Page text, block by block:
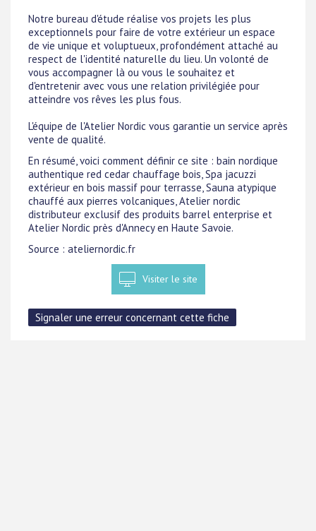
Notre bureau d'étude réalise vos projets les plus
exceptionnels pour faire de votre extérieur un espace
de vie unique et voluptueux, profondément attaché au
respect de l'identité naturelle du lieu. Un volonté de
vous accompagner là ou vous le souhaitez et
d'entretenir avec vous une relation privilégiée pour
atteindre vos rêves les plus fous.
L'équipe de l'Atelier Nordic vous garantie un service après
vente de qualité.
En résumé, voici comment définir ce site : bain nordique
authentique red cedar chauffage bois, Spa jacuzzi
extérieur en bois massif pour terrasse, Sauna atypique
chauffé aux pierres volcaniques, Atelier nordic
distributeur exclusif des produits barrel enterprise et
Atelier Nordic près d'Annecy en Haute Savoie.
Source : ateliernordic.fr
Visiter le site